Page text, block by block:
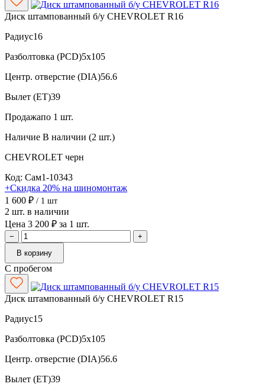
Диск штампованный б/у CHEVROLET R16
Радиус16
Разболтовка (PCD)5x105
Центр. отверстие (DIA)56.6
Вылет (ET)39
Продажапо 1 шт.
Наличие В наличии (2 шт.)
CHEVROLET черн
Код: Сам1-10343
+Скидка 20% на шиномонтаж
1 600 ₽ / 1 шт
2 шт. в наличии
Цена 3 200 ₽ за 1 шт.
−
+
В корзину
С пробегом
Диск штампованный б/у CHEVROLET R15
Радиус15
Разболтовка (PCD)5x105
Центр. отверстие (DIA)56.6
Вылет (ET)39